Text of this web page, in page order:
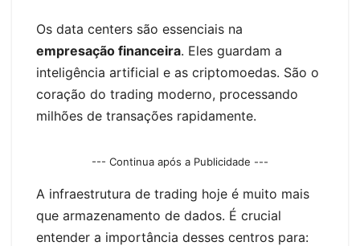
Os data centers são essenciais na
empresação financeira. Eles guardam a
inteligência artificial e as criptomoedas. São o
coração do trading moderno, processando
milhões de transações rapidamente.
--- Continua após a Publicidade ---
A infraestrutura de trading hoje é muito mais
que armazenamento de dados. É crucial
entender a importância desses centros para: